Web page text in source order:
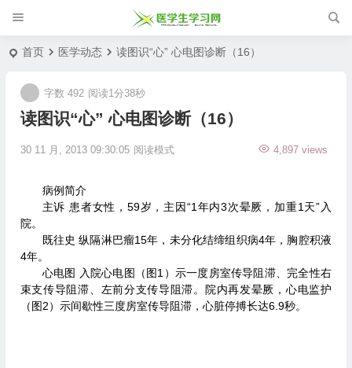
首页 医学动态 读图识“心” 心电图诊断（16）
读图识“心” 心电图诊断（16）
30 11 月, 2013 09:30:05 4,897 views
字数 492 阅读1分38秒
阅读模式
病例简介
主诉 患者女性，59岁，主因“1年内3次晕厥，加重1天”入
院。
既往史 纵隔淋巴瘤15年，未分化结缔组织病4年，胸腔积液
4年。
心电图 入院心电图（图1）示一度房室传导阻滞、完全性右
束支传导阻滞、左前分支传导阻滞。院内再发晕厥，心电监护
（图2）示间歇性三度房室传导阻滞，心脏停搏长达6.9秒。